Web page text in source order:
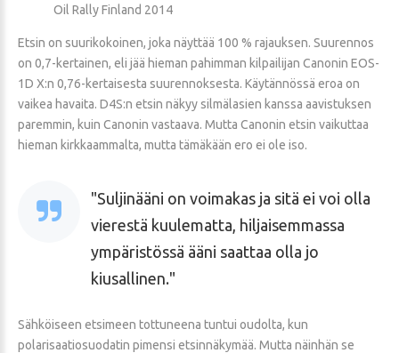
Oil Rally Finland 2014
Etsin on suurikokoinen, joka näyttää 100 % rajauksen. Suurennos
on 0,7-kertainen, eli jää hieman pahimman kilpailijan Canonin EOS-
1D X:n 0,76-kertaisesta suurennoksesta. Käytännössä eroa on
vaikea havaita. D4S:n etsin näkyy silmälasien kanssa aavistuksen
paremmin, kuin Canonin vastaava. Mutta Canonin etsin vaikuttaa
hieman kirkkaammalta, mutta tämäkään ero ei ole iso.
Suljinääni on voimakas ja sitä ei voi olla
vierestä kuulematta, hiljaisemmassa
ympäristössä ääni saattaa olla jo
kiusallinen.
Sähköiseen etsimeen tottuneena tuntui oudolta, kun
polarisaatiosuodatin pimensi etsinnäkymää. Mutta näinhän se